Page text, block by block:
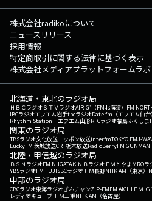
株式会社radikoについて
ニュースリリース
採用情報
特定商取引に関する法律に基づく表示
株式会社メディアプラットフォームラ
北海道・東北のラジオ局
ＨＢＣラジオＳＴＶラジオAIR-G'（FM北海道） FM
IBCラジオエフエム岩手tbcラジオDate fm（エフエム仙台）
Rhythm Station エフエム山形RFCラジオ福島ふくしま
関東のラジオ局
TBSラジオ文化放送ニッポン放送interfmTOKYO FMJ-
LuckyFM 茨城放送CRT栃木放送RadioBerryFM GUNMA
北陸・甲信越のラジオ局
ＢＳＮラジオFM NIIGATAＫＮＢラジオ ＦＭとやまMROラ
YBSラジオFM FUJISBCラジオ ＦＭ長野NHK AM（東京）
中部のラジオ局
CBCラジオ東海ラジオぎふチャンZIP-FMFM AICHI ＦＭ Ｇ
レディオキューブ ＦＭ三重NHK AM（名古屋）